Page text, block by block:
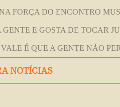
FORÇA DO ENCONTRO
E GOSTA DE TOCAR
É QUE A GENTE NÃO
NOTÍCIAS